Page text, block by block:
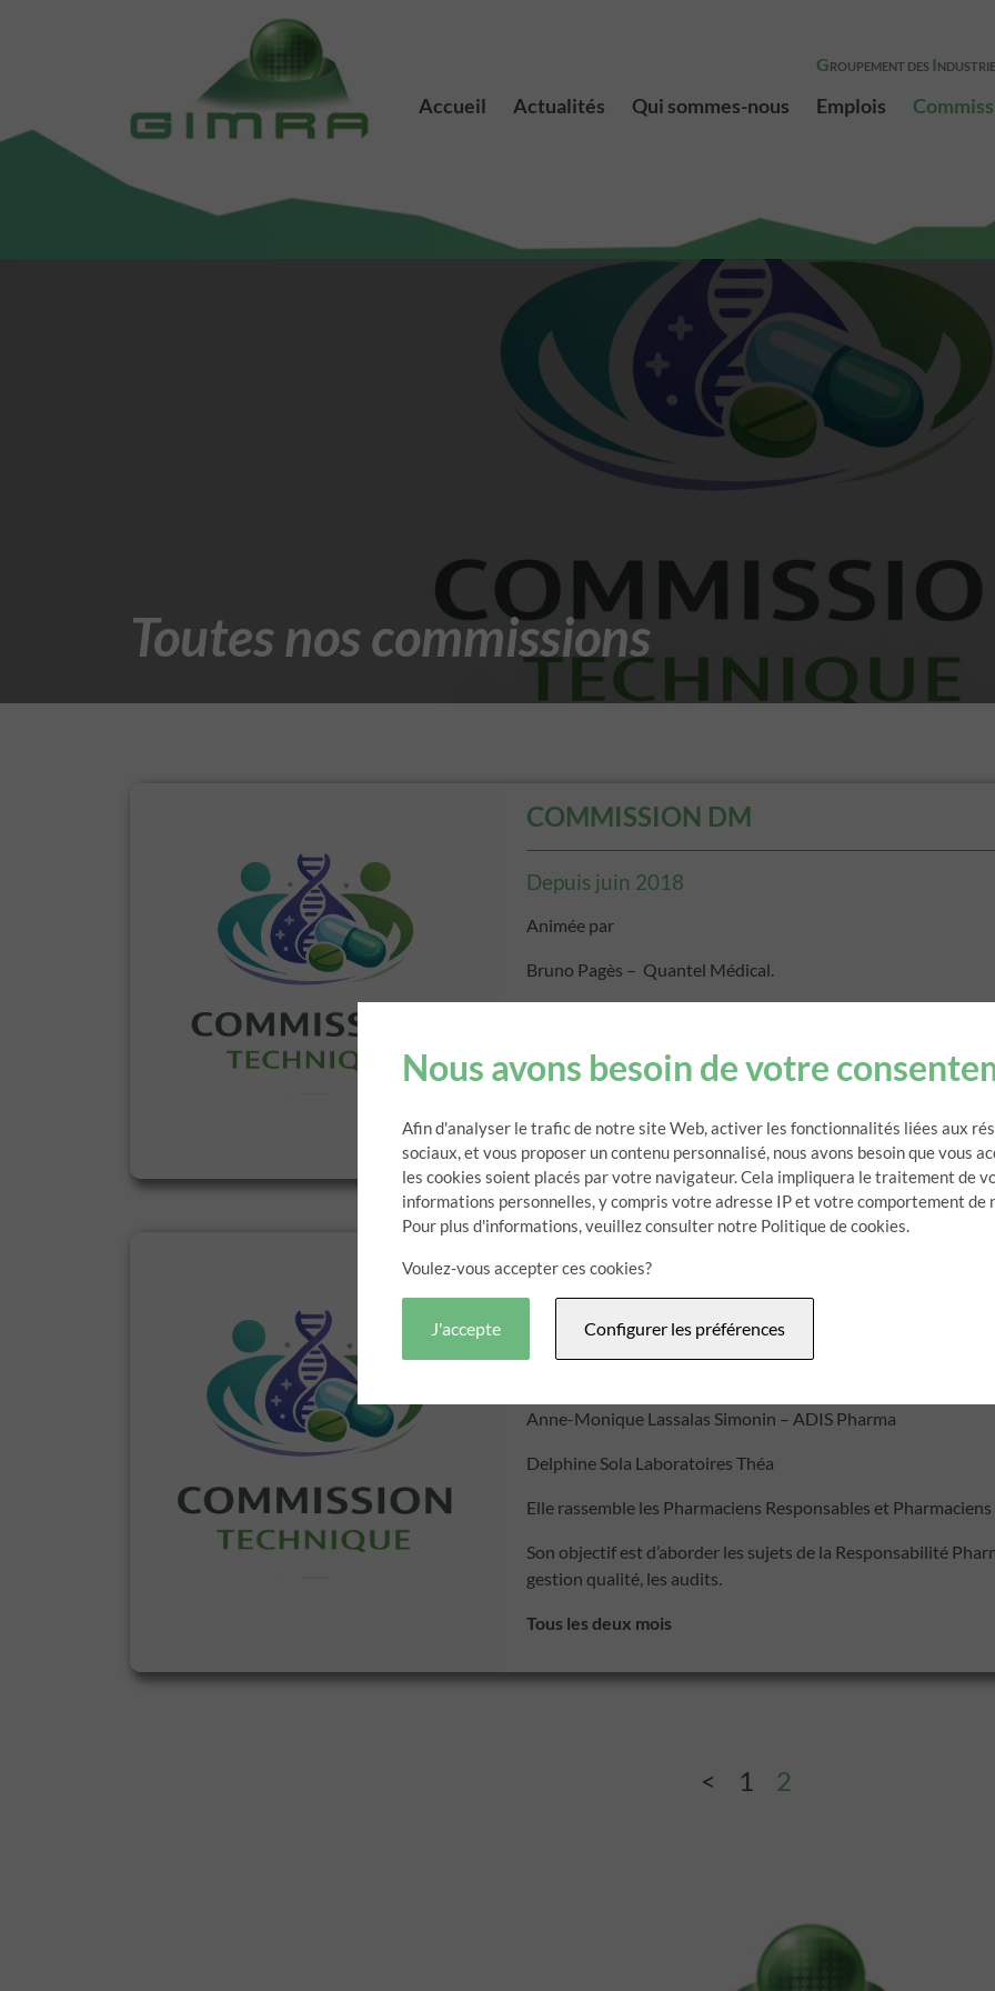
GROUPEMENT DES I
Accueil Actualités
Qui sommes-nous
Emplois
Toutes nos commissions
COMMISSION DM
Depuis juin 2018
Animée par
Bruno Pagès – Quantel Médical.
La commission rassemble des collaborateurs des
Les réunions permettent d’échanger sur des retours
2 à 3 fois par an
COMMISSION PR/PRI
Depuis juin 2015
Anne-Monique Lassalas Simonin – ADIS Pharma
Delphine Sola Laboratoires Théa
Elle rassemble les Pharmaciens Responsables et
Son objectif est d’aborder les sujets de la Responsabilité
gestion qualité, les audits.
Tous les deux mois
< 1 2
Nous avons besoin de votre
Afin d'analyser le trafic de notre site Web, activer les fonctionnalités liées aux
sociaux, et vous proposer un contenu personnalisé, nous avons besoin que vous
les cookies soient placés par votre navigateur. Cela impliquera le traitement de
informations personnelles, y compris votre adresse IP et votre comportement de
Pour plus d'informations, veuillez consulter notre Politique de cookies.
Voulez-vous accepter ces cookies?
J'accepte Configurer les préférences